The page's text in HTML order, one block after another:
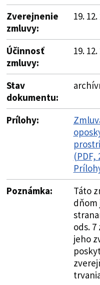
Zverejnenie
zmluvy:
19.
Účinnosť
zmluvy:
19.
Stav
dokumentu:
Prílohy:
(PDF,
Poznámka:
Táto
dňom
ods. 7
jeho